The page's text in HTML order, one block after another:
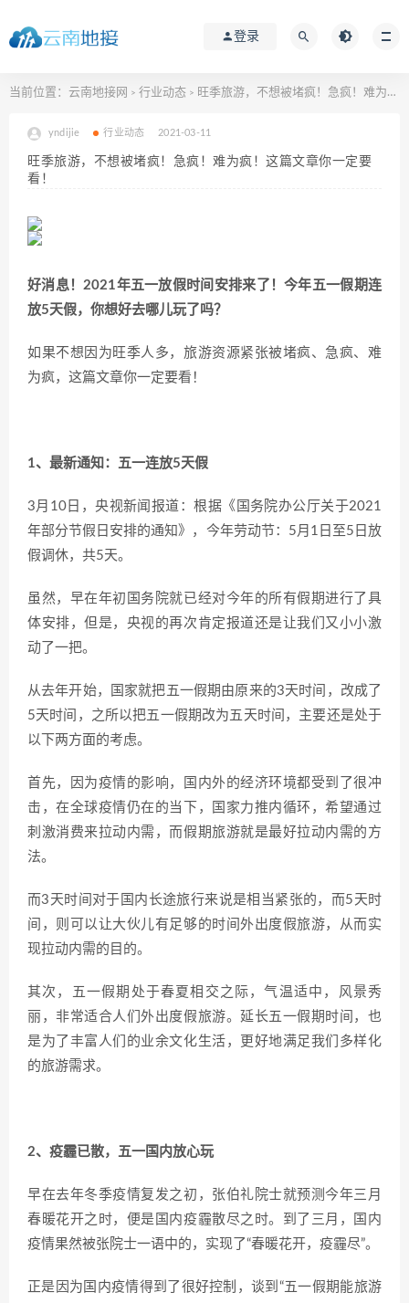
登录
当前位置： 云南地接网 > 行业动态 > 旺季旅游，不想被堵疯！急疯！难为疯！这篇文章你一定要看！
yndijie 行业动态 2021-03-11
旺季旅游，不想被堵疯！急疯！难为疯！这篇文章你一定要
看！
好消息！2021年五一放假时间安排来了！今年五一假期连
放5天假，你想好去哪儿玩了吗？
如果不想因为旺季人多，旅游资源紧张被堵疯、急疯、难
为疯，这篇文章你一定要看！
1、最新通知：五一连放5天假
3月10日，央视新闻报道：根据《国务院办公厅关于2021
年部分节假日安排的通知》，今年劳动节：5月1日至5日放
假调休，共5天。
虽然，早在年初国务院就已经对今年的所有假期进行了具
体安排，但是，央视的再次肯定报道还是让我们又小小激
动了一把。
从去年开始，国家就把五一假期由原来的3天时间，改成了
5天时间，之所以把五一假期改为五天时间，主要还是处于
以下两方面的考虑。
首先，因为疫情的影响，国内外的经济环境都受到了很冲
击，在全球疫情仍在的当下，国家力推内循环，希望通过
刺激消费来拉动内需，而假期旅游就是最好拉动内需的方
法。
而3天时间对于国内长途旅行来说是相当紧张的，而5天时
间，则可以让大伙儿有足够的时间外出度假旅游，从而实
现拉动内需的目的。
其次，五一假期处于春夏相交之际，气温适中，风景秀
丽，非常适合人们外出度假旅游。延长五一假期时间，也
是为了丰富人们的业余文化生活，更好地满足我们多样化
的旅游需求。
2、疫霾已散，五一国内放心玩
早在去年冬季疫情复发之初，张伯礼院士就预测今年三月
春暖花开之时，便是国内疫霾散尽之时。到了三月，国内
疫情果然被张院士一语中的，实现了“春暖花开，疫霾尽”。
正是因为国内疫情得到了很好控制，谈到“五一假期能旅游